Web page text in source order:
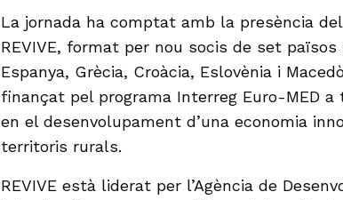
La jornada ha comptat amb la presència
REVIVE, format per nou socis de set
Espanya, Grècia, Croàcia, Eslovènia i
finançat pel programa Interreg Euro-MED a
en el desenvolupament d’una economia
territoris rurals.
REVIVE està liderat per l’Agència de